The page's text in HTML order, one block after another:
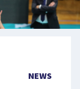
NEWS